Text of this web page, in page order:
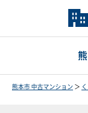
熊本市 中古マンション ＞